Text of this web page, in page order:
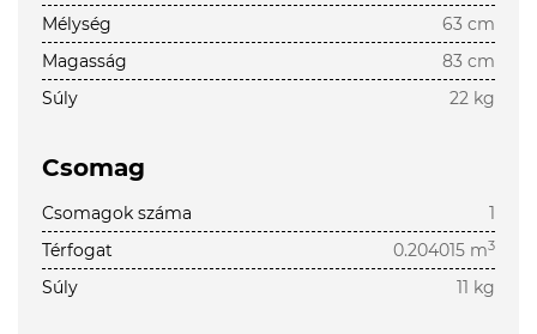
Mélység
63 cm
Magasság
83 cm
Súly
22 kg
Csomag
Csomagok száma
1
Térfogat
0.204015 m3
Súly 11 kg